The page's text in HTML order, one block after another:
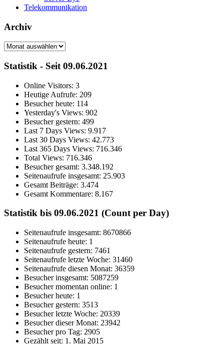
Telekommunikation
Archiv
Archiv
Statistik - Seit 09.06.2021
Online Visitors: 3
Heutige Aufrufe: 209
Besucher heute: 114
Yesterday's Views: 902
Besucher gestern: 499
Last 7 Days Views: 9.917
Last 30 Days Views: 42.773
Last 365 Days Views: 716.346
Total Views: 716.346
Besucher gesamt: 3.348.192
Seitenaufrufe insgesamt: 25.903
Gesamt Beiträge: 3.474
Gesamt Kommentare: 8.167
Statistik bis 09.06.2021 (Count per Day)
Seitenaufrufe insgesamt: 8670866
Seitenaufrufe heute: 1
Seitenaufrufe gestern: 7461
Seitenaufrufe letzte Woche: 31460
Seitenaufrufe diesen Monat: 36359
Besucher insgesamt: 5087259
Besucher momentan online: 1
Besucher heute: 1
Besucher gestern: 3513
Besucher letzte Woche: 20339
Besucher dieser Monat: 23942
Besucher pro Tag: 2905
Gezählt seit: 1. Mai 2015